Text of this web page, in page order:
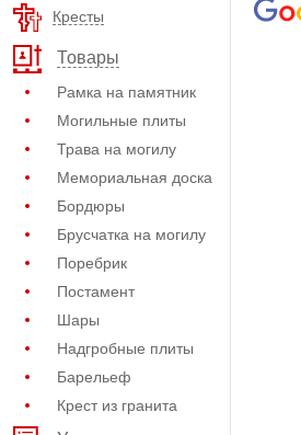
Кресты
Товары
Рамка на памятник
Могильные плиты
Трава на могилу
Мемориальная доска
Бордюры
Брусчатка на могилу
Поребрик
Постамент
Шары
Надгробные плиты
Барельеф
Крест из гранита